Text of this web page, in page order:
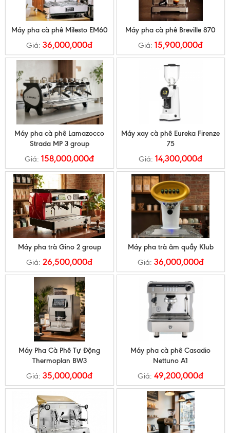
Máy pha cà phê Milesto EM60
Giá:36,000,000đ
Máy pha cà phê Breville 870
Giá:15,900,000đ
Máy pha cà phê Lamazocco
Strada MP 3 group
Giá:158,000,000đ
Máy xay cà phê Eureka Firenze
75
Giá:14,300,000đ
Máy pha trà Gino 2 group
Giá:26,500,000đ
Máy pha trà âm quầy Klub
Giá: 36,000,000đ
Máy Pha Cà Phê Tự Động
Thermoplan BW3
Giá:35,000,000đ
Máy pha cà phê Casadio
Nettuno A1
Giá:49,200,000đ